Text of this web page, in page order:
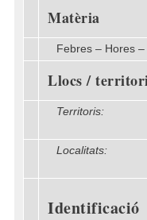
Matèria
Febres – Hores
Llocs /
Territoris:
Localitats:
Identificació